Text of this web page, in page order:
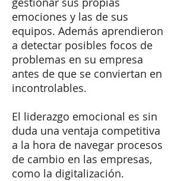
emociones y las de sus
equipos. Además aprendieron
a detectar posibles focos de
problemas en su empresa
antes de que se conviertan en
incontrolables.
El liderazgo emocional es sin
duda una ventaja competitiva
a la hora de navegar procesos
de cambio en las empresas,
como la digitalización.